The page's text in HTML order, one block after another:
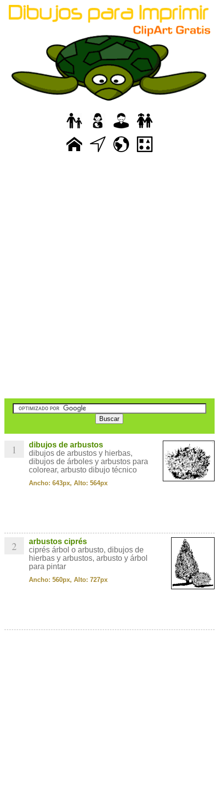
1
dibujos de arbustos
dibujos de arbustos y hierbas,
dibujos de árboles y arbustos para
colorear, arbusto dibujo técnico
Ancho: 643px, Alto: 564px
2
arbustos ciprés
ciprés árbol o arbusto, dibujos de
hierbas y arbustos, arbusto y árbol
para pintar
Ancho: 560px, Alto: 727px